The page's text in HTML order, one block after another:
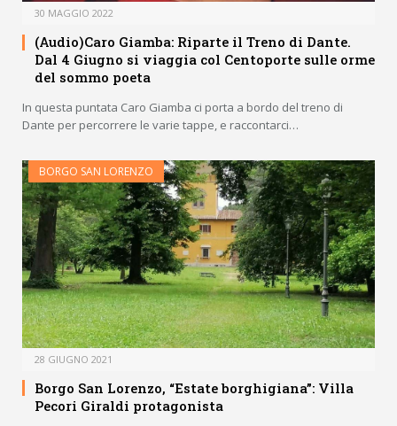
30 MAGGIO 2022
(Audio)Caro Giamba: Riparte il Treno di Dante.
Dal 4 Giugno si viaggia col Centoporte sulle orme
del sommo poeta
In questa puntata Caro Giamba ci porta a bordo del treno di
Dante per percorrere le varie tappe, e raccontarci…
BORGO SAN LORENZO
28 GIUGNO 2021
Borgo San Lorenzo, “Estate borghigiana”: Villa
Pecori Giraldi protagonista